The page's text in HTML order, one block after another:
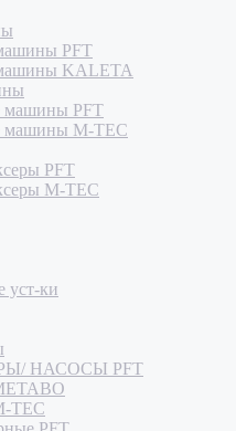
PFT
KALETA
машины PFT
машины M-TEC
PFT
M-TEC
уст-ки
НАСОСЫ PFT
TEC